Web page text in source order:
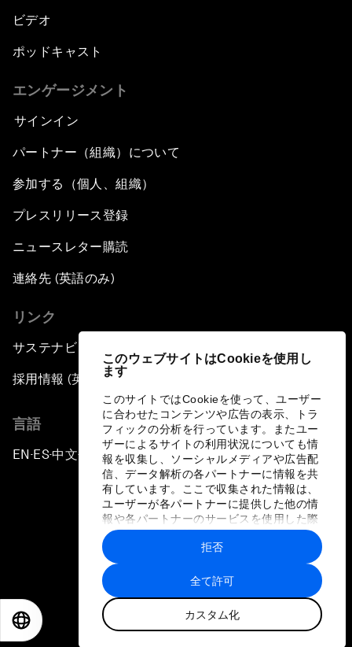
このウェブサイトはCookieを使用し
ます
このサイトではCookieを使って、ユーザー
に合わせたコンテンツや広告の表示、トラ
フィックの分析を行っています。またユー
ザーによるサイトの利用状況についても情
報を収集し、ソーシャルメディアや広告配
信、データ解析の各パートナーに情報を共
有しています。ここで収集された情報は、
ユーザーが各パートナーに提供した他の情
報や各パートナーのサービスを使用した際
に収集された情報と組み合わされ、各パー
トナーによって使用されることがありま
す。
全て許可
カスタム化
拒否
ビデオ
ポッドキャスト
エンゲージメント
サインイン
パートナー（組織）について
参加する（個人、組織）
プレスリリース登録
ニュースレター購読
連絡先 (英語のみ)
リンク
サステナビリティへの取り組み
採用情報 (英語のみ)
言語
EN ▪ ES▪中文▪ 日本語
プライバシーポリシーと利用規約
サイトマップ
©
世界経済フォーラム